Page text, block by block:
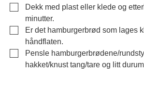
▢
Dekk med plast eller klede og
minutter.
▢
Er det hamburgerbrød som lages
håndflaten.
▢
Pensle hamburgerbrødene/
hakket/knust tang/tare og litt